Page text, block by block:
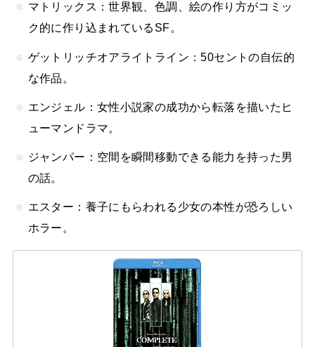
マトリックス：世界観、色調、絵の作り方がコミッ
ク的に作り込まれているSF。
ゲットリッチオアライトライン：50セントの自伝的
な作品。
エンジェル：女性小説家の成功から転落を描いたヒ
ューマンドラマ。
ジャンパー：空間を瞬間移動できる能力を持った男
の話。
エスター：養子にもらわれる少女の本性が恐ろしい
ホラー。